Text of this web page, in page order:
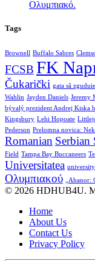
Ολυμπιακό.
Tags
Brownell Buffalo Sabres
FCSB FK
Čukarički gata să
Wahlin Jayden Daniels Jeremy
bývalý prezident Andrej Kiska
Kingsbury Lehi Hopoate
Pederson Prelomna novica:
Romanian Serbian
Field Tampa Bay Buccaneers
Universitatea university
Ολυμπιακού
© 2026 HDHUB4U.
Home
About Us
Contact Us
Privacy Policy